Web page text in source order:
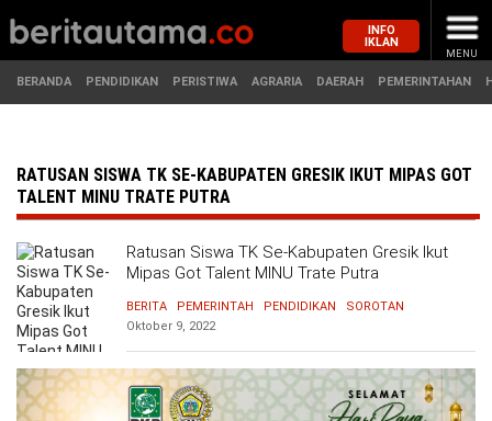
MASUK
BERANDA
PERISTIWA
AGRARIA
DAERAH
PENDIDIKAN
HUKUM
EKONOMI
OLAHRAGA
INFO
IKLAN
MENU
BERANDA PENDIDIKAN PERISTIWA AGRARIA DAERAH PEMERINTAHAN
RATUSAN SISWA TK SE-KABUPATEN GRESIK IKUT MIPAS GOT
TALENT MINU TRATE PUTRA
Ratusan Siswa TK Se-Kabupaten Gresik Ikut
Mipas Got Talent MINU Trate Putra
BERITA PEMERINTAH PENDIDIKAN
SOROTAN
Oktober 9, 2022